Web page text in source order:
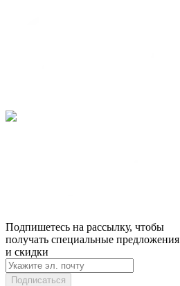
Подпишетесь на рассылку, чтобы
получать специальные предложения
и скидки
Подписаться